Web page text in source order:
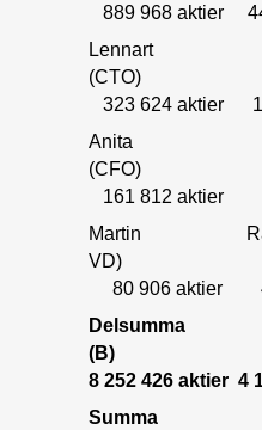
889 968 aktier
Lennart
323 624 aktier
161 812 aktier
Martin
80 906 aktier
Delsumma
8 252 426 aktier 4
Summa